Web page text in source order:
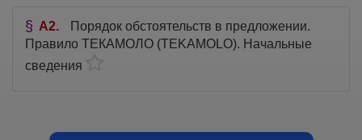
A2
Порядок обстоятельств в предложении.
Правило ТЕКАМОЛО (TEKAMOLO). Начальные
сведения